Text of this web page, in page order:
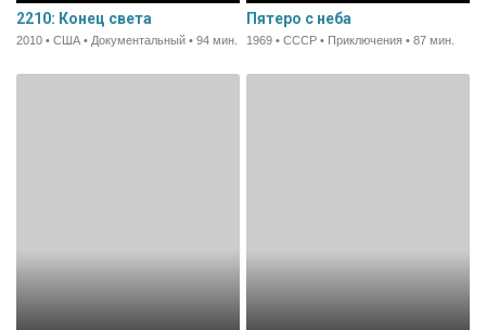
2210: Конец света
2010 • США • Документальный • 94 мин.
Пятеро с неба
1969 • СССР • Приключения • 87 мин.